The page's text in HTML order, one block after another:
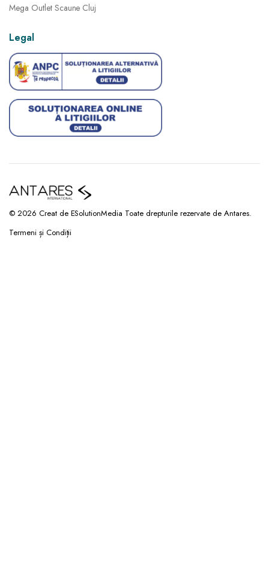
Mega Outlet Scaune Cluj
Legal
© 2026 Creat de ESolutionMedia Toate drepturile rezervate de Antares.
Termeni și Condiții